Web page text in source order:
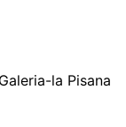
la Pisana